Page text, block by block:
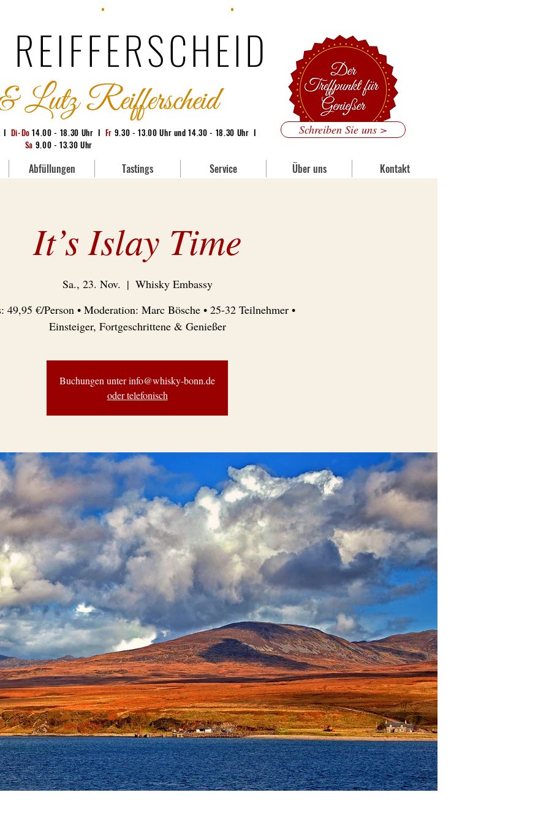
• •
I Di-Do 14.00 - 18.30 Uhr I Fr 9.30 - 13.00 Uhr und 14.30 - 18.30 Uhr I
Sa 9.00 - 13.30 Uhr
Schreiben Sie uns >
Abfüllungen Tastings Service Über uns Kontakt
It’s Islay Time
Sa., 23. Nov.
  |
Whisky Embassy
49,95 €/Person • Moderation: Marc Bösche • 25-32 Teilnehmer •
Einsteiger, Fortgeschrittene & Genießer
Buchungen unter info@whisky-bonn.de
oder telefonisch